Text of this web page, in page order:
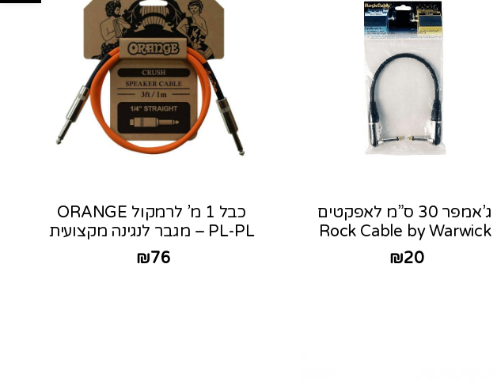
ג’אמפר 30 ס”מ לאפקטים
Rock Cable by Warwick
₪20
כבל 1 מ’ לרמקול ORANGE
PL-PL – מגבר לנגינה מקצועית
₪76